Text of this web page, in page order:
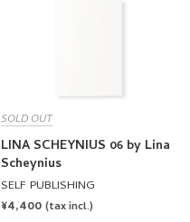
SOLD OUT
LINA SCHEYNIUS 06 by Lina
Scheynius
SELF PUBLISHING
REGULAR
¥4,400 (tax incl.)